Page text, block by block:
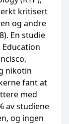
kritisert
og andre
En studie
nikotin
fant at
med
av studiene
og ingen